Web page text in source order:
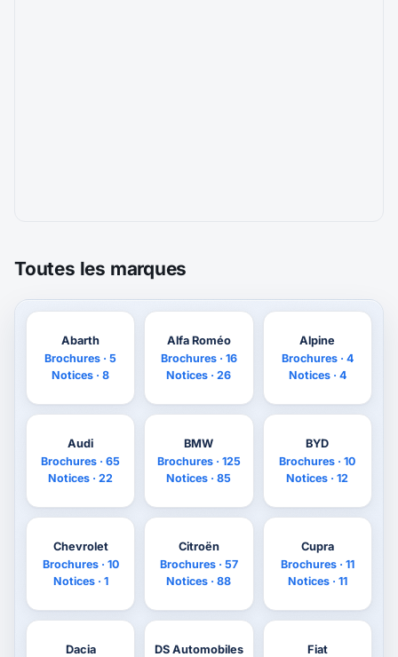
Toutes les marques
Abarth
Brochures · 5
Notices · 8
Alfa Roméo
Brochures · 16
Notices · 26
Alpine
Brochures · 4
Notices · 4
Audi
Brochures · 65
Notices · 22
BMW
Brochures · 125
Notices · 85
BYD
Brochures · 10
Notices · 12
Chevrolet
Brochures · 10
Notices · 1
Citroën
Brochures · 57
Notices · 88
Cupra
Brochures · 11
Notices · 11
Dacia
DS Automobiles
Fiat